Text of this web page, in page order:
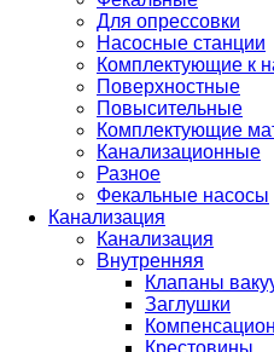
Для опрессовки
Насосные станции
Комплектующие к
Поверхностные
Повысительные
Комплектующие
Канализационные
Разное
Фекальные насосы
Канализация
Канализация
Внутренняя
Клапаны
Заглушки